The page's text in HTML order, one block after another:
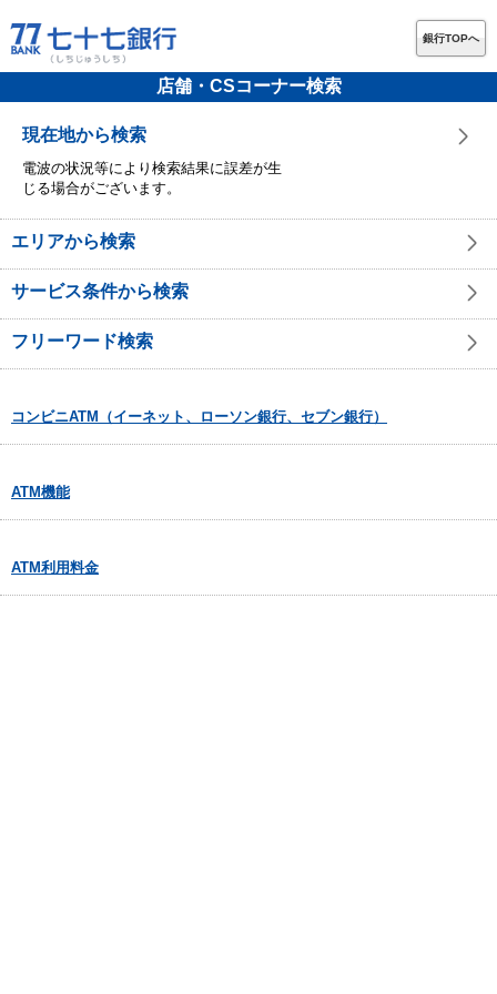
銀行TOPへ
店舗・CSコーナー検索
現在地から検索
電波の状況等により検索結果に誤差が生
じる場合がございます。
エリアから検索
サービス条件から検索
フリーワード検索
コンビニATM（イーネット、ローソン銀行、セブン銀行）
ATM機能
ATM利用料金